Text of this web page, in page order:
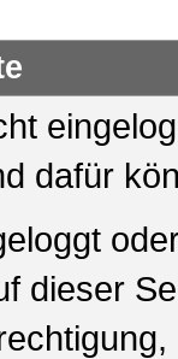
dafür
dieser